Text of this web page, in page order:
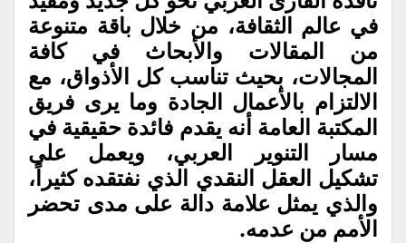
في عالم الثقافة، من خلال باقة متنوعة
من المقالات والأبحاث في كافة
المجالات، بحيث تناسب كل الأذواق، مع
الالتزام بالأعمال الجادة وما يرى فريق
المكتبة العامة أنه يقدم فائدة حقيقية في
مسار التنوير العربي، ويعمل على
تشكيل العقل النقدي الذي نفتقده كثيراً،
والذي يمثل علامة دالة على مدى تحضر
الأمم من عدمه.